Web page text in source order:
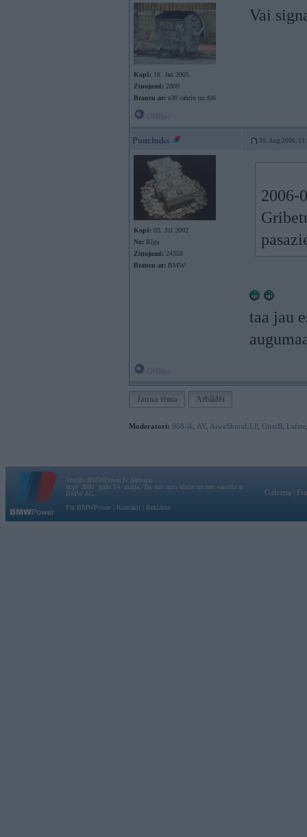
Kopš: 18. Jan 2005
Ziņojumi: 2000
Braucu ar: e30 cabrio un f06
Vai
Puuchuks 30. Aug 2006,
Kopš: 03. Jul 2002
No: Rīga
Ziņojumi: 24359
Braucu ar: BMW
2006-
taa jau
Jauna tēma Atbildēt
Moderatori: 968-jk AV AiwaShuraLLP, GirtzB Lafter
Vortāls BMWPower.lv darbojas
kopš 2002. gada 14. maija. Tas nav auto klubs un nav saistīts ar
BMW AG.
Par BMWPower
Kontakti Reklāma
Galvena